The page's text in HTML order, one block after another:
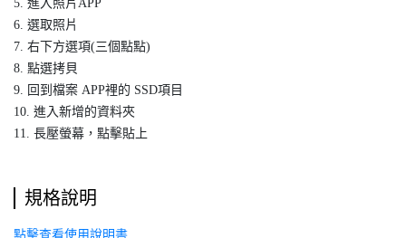
5. 進入照片APP
6. 選取照片
7. 右下方選項(三個點點)
8. 點選拷貝
9. 回到檔案 APP裡的 SSD項目
10. 進入新增的資料夾
11. 長壓螢幕，點擊貼上
規格說明
點擊查看使用說明書